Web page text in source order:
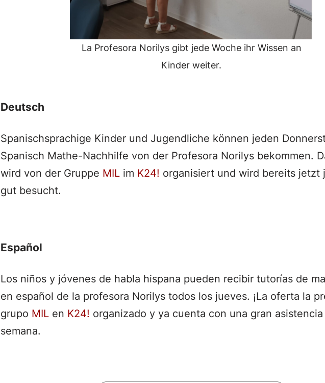
La Profesora Norilys gibt jede Woche ihr Wissen an
Kinder weiter.
Deutsch
Spanischsprachige Kinder und Jugendliche können jeden
Spanisch Mathe-Nachhilfe von der Profesora Norilys bekommen.
wird von der Gruppe MILim K24! organisiert und wird bereits jetzt
gut besucht.
Español
Los niños y jóvenes de habla hispana pueden recibir tutorías de
en español de la profesora Norilys todos los jueves. ¡La oferta la
grupo MILen K24! organizado y ya cuenta con una gran asistencia
semana.